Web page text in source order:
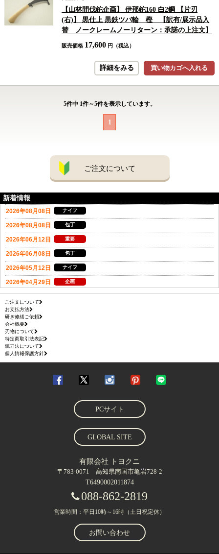
【山林間伐鉈企画】 伊那鉈160 白2鋼 【片刃
(右)】 黒仕上 黒鉄ツバ輪 樫 【訳有/展示品入
替 ノークレームノーリターン：承諾の上注文】
販売価格 17,600 円（税込）
買い物カゴへ入れる
詳細をみる
5件中 1件～5件を表示しています。
1
ご注文について
新着情報
ご注文について
お支払方法
研ぎ修繕ご依頼
会社概要
刃物について
特定商取引法表記
銃刀法について
個人情報保護方針
PCサイト
GLOBAL SITE
有限会社 トヨクニ
〒783-0071 高知県南国市亀岩728-2
T6490002011874
088-862-2819
営業時間：平日10時～16時（土日祝定休）
お問い合わせ